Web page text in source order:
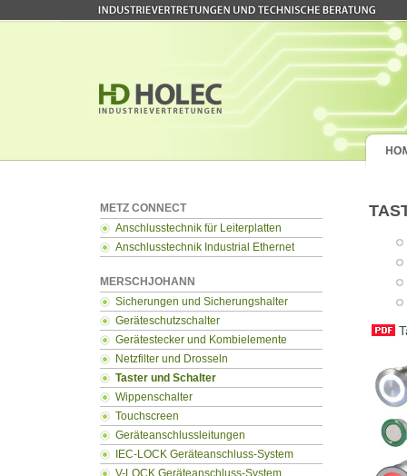
METZ CONNECT
Anschlusstechnik für Leiterplatten
Anschlusstechnik Industrial Ethernet
MERSCHJOHANN
Sicherungen und Sicherungshalter
Geräteschutzschalter
Gerätestecker und Kombielemente
Netzfilter und Drosseln
Taster und Schalter
Wippenschalter
Touchscreen
Geräteanschlussleitungen
IEC-LOCK Geräteanschluss-System
V-LOCK Geräteanschluss-System